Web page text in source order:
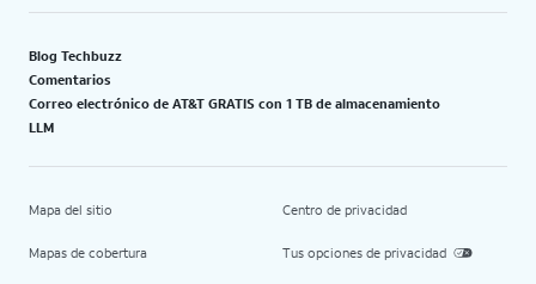
Blog Techbuzz
Comentarios
Correo electrónico de AT&T GRATIS con 1 TB de almacenamiento
LLM
Mapa del sitio
Mapas de cobertura
Centro de privacidad
Tus opciones de privacidad